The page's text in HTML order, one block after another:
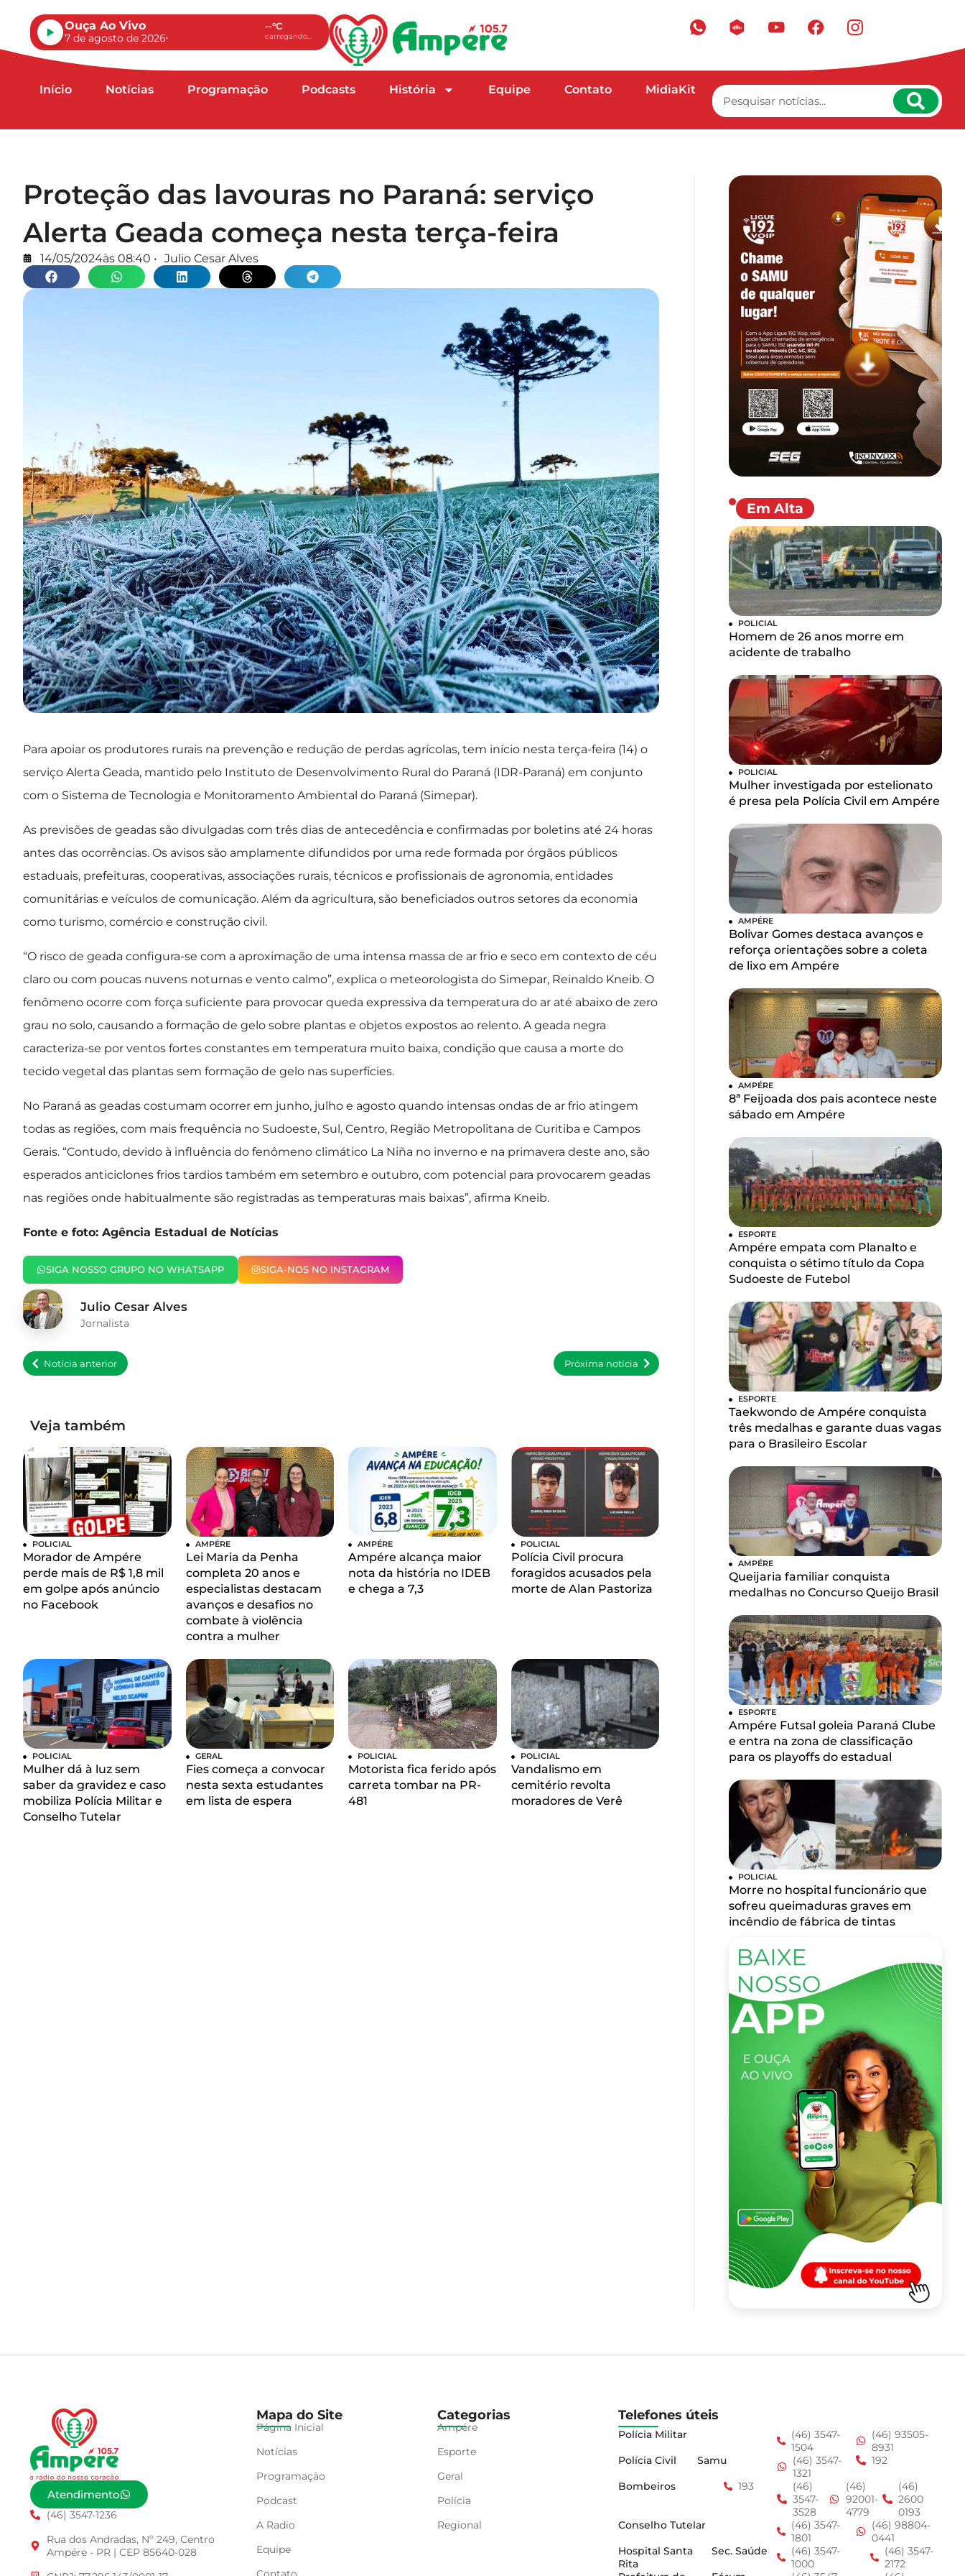
Ouça Ao Vivo
7 de agosto de 2026
--°C
carregando...
Início Notícias Programação Podcasts História Equipe Contato MidiaKit
Proteção das lavouras no Paraná: serviço
Alerta Geada começa nesta terça-feira
14/05/2024às 08:40 • Julio Cesar Alves
Para apoiar os produtores rurais na prevenção e redução de perdas agrícolas, tem início nesta terça-feira (14) o
serviço Alerta Geada, mantido pelo Instituto de Desenvolvimento Rural do Paraná (IDR-Paraná) em conjunto
com o Sistema de Tecnologia e Monitoramento Ambiental do Paraná (Simepar).
As previsões de geadas são divulgadas com três dias de antecedência e confirmadas por boletins até 24 horas
antes das ocorrências. Os avisos são amplamente difundidos por uma rede formada por órgãos públicos
estaduais, prefeituras, cooperativas, associações rurais, técnicos e profissionais de agronomia, entidades
comunitárias e veículos de comunicação. Além da agricultura, são beneficiados outros setores da economia
como turismo, comércio e construção civil.
“O risco de geada configura-se com a aproximação de uma intensa massa de ar frio e seco em contexto de céu
claro ou com poucas nuvens noturnas e vento calmo”, explica o meteorologista do Simepar, Reinaldo Kneib. O
fenômeno ocorre com força suficiente para provocar queda expressiva da temperatura do ar até abaixo de zero
grau no solo, causando a formação de gelo sobre plantas e objetos expostos ao relento. A geada negra
caracteriza-se por ventos fortes constantes em temperatura muito baixa, condição que causa a morte do
tecido vegetal das plantas sem formação de gelo nas superfícies.
No Paraná as geadas costumam ocorrer em junho, julho e agosto quando intensas ondas de ar frio atingem
todas as regiões, com mais frequência no Sudoeste, Sul, Centro, Região Metropolitana de Curitiba e Campos
Gerais. “Contudo, devido à influência do fenômeno climático La Niña no inverno e na primavera deste ano, são
esperados anticiclones frios tardios também em setembro e outubro, com potencial para provocarem geadas
nas regiões onde habitualmente são registradas as temperaturas mais baixas”, afirma Kneib.
Fonte e foto: Agência Estadual de Notícias
SIGA NOSSO GRUPO NO WHATSAPP SIGA-NOS NO INSTAGRAM
Julio Cesar Alves
Jornalista
Notícia anterior Próxima notícia
Veja também
POLICIAL
Morador de Ampére
perde mais de R$ 1,8 mil
em golpe após anúncio
no Facebook
AMPÉRE
Lei Maria da Penha
completa 20 anos e
especialistas destacam
avanços e desafios no
combate à violência
contra a mulher
AMPÉRE
Ampére alcança maior
nota da história no IDEB
e chega a 7,3
POLICIAL
Polícia Civil procura
foragidos acusados pela
morte de Alan Pastoriza
POLICIAL
Mulher dá à luz sem
saber da gravidez e caso
mobiliza Polícia Militar e
Conselho Tutelar
GERAL
Fies começa a convocar
nesta sexta estudantes
em lista de espera
POLICIAL
Motorista fica ferido após
carreta tombar na PR-
481
POLICIAL
Vandalismo em
cemitério revolta
moradores de Verê
Em Alta
POLICIAL
Homem de 26 anos morre em
acidente de trabalho
POLICIAL
Mulher investigada por estelionato
é presa pela Polícia Civil em Ampére
AMPÉRE
Bolivar Gomes destaca avanços e
reforça orientações sobre a coleta
de lixo em Ampére
AMPÉRE
8ª Feijoada dos pais acontece neste
sábado em Ampére
ESPORTE
Ampére empata com Planalto e
conquista o sétimo título da Copa
Sudoeste de Futebol
ESPORTE
Taekwondo de Ampére conquista
três medalhas e garante duas vagas
para o Brasileiro Escolar
AMPÉRE
Queijaria familiar conquista
medalhas no Concurso Queijo Brasil
ESPORTE
Ampére Futsal goleia Paraná Clube
e entra na zona de classificação
para os playoffs do estadual
POLICIAL
Morre no hospital funcionário que
sofreu queimaduras graves em
incêndio de fábrica de tintas
Atendimento
(46) 3547-1236
Rua dos Andradas, Nº 249, Centro
Ampére - PR | CEP 85640-028
Mapa do Site
Página Inicial
Notícias
Programação
Podcast
A Radio
Equipe
Categorias
Ampére
Esporte
Geral
Polícia
Regional
Telefones úteis
Polícia Militar
(46) 3547-
1504
(46) 93505-
8931
Polícia Civil
Samu
(46) 3547-
1321
192
Bombeiros
193
(46)
3547-
3528
(46)
92001-
4779
(46)
2600
0193
Conselho Tutelar
(46) 3547-
1801
(46) 98804-
0441
Hospital Santa
Rita
Sec. Saúde
(46) 3547-
1000
(46) 3547-
2172